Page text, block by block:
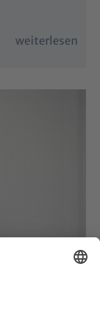
weiterlesen